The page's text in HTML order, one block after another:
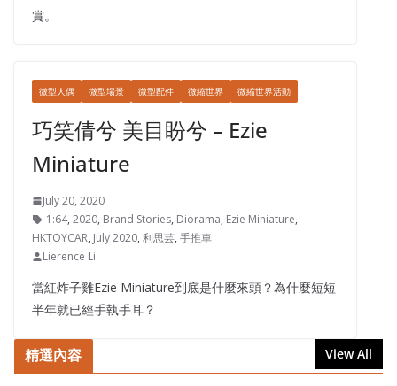
賞。
微型人偶 微型場景 微型配件 微縮世界 微縮世界活動
巧笑倩兮 美目盼兮 – Ezie
Miniature
July 20, 2020
1:64, 2020, Brand Stories, Diorama, Ezie Miniature,
HKTOYCAR, July 2020, 利思芸, 手推車
Lierence Li
當紅炸子雞Ezie Miniature到底是什麼來頭？為什麼短短
半年就已經手執手耳？
精選內容 View All